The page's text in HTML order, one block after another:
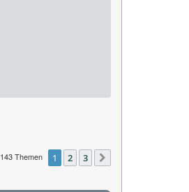
143 Themen 1 2 3